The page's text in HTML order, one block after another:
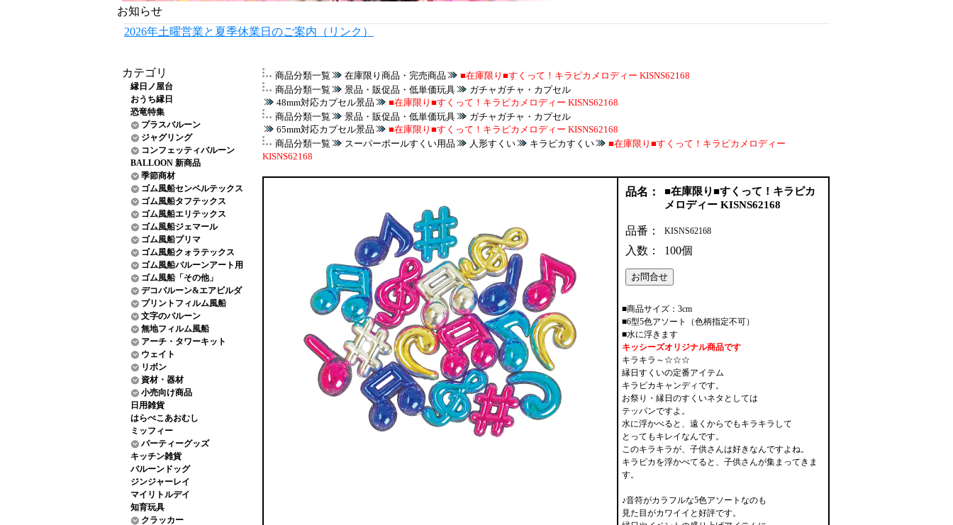
お知らせ
2026年土曜営業と夏季休業日のご案内（リンク）
カテゴリ
縁日ノ屋台
おうち縁日
恐竜特集
プラスバルーン
ジャグリング
コンフェッティバルーン
BALLOON 新商品
季節商材
ゴム風船センペルテックス
ゴム風船タフテックス
ゴム風船エリテックス
ゴム風船ジェマール
ゴム風船プリマ
ゴム風船クォラテックス
ゴム風船バルーンアート用
ゴム風船「その他」
デコバルーン&エアビルダ
プリントフィルム風船
文字のバルーン
無地フィルム風船
アーチ・タワーキット
ウェイト
リボン
資材・器材
小売向け商品
日用雑貨
はらぺこあおむし
ミッフィー
パーティーグッズ
キッチン雑貨
バルーンドッグ
ジンジャーレイ
マイリトルデイ
知育玩具
クラッカー
商品分類一覧 在庫限り商品・完売商品
■在庫限り■すくって！キラピカメロディー KISNS62168
商品分類一覧
景品・販促品・低単価玩具
ガチャガチャ・カプセル
48mm対応カプセル景品
■在庫限り■すくって！キラピカメロディー KISNS62168
商品分類一覧
景品・販促品・低単価玩具
ガチャガチャ・カプセル
65mm対応カプセル景品
■在庫限り■すくって！キラピカメロディー KISNS62168
商品分類一覧
スーパーボールすくい用品 人形すくい キラピカすくい
■在庫限り■すくって！キラピカメロディー
KISNS62168
品名：
■在庫限り■すくって！キラピカ
メロディー KISNS62168
品番： KISNS62168
入数： 100個
■商品サイズ：3cm
■6型5色アソート（色柄指定不可）
■水に浮きます
キッシーズオリジナル商品です
キラキラ～☆☆☆
縁日すくいの定番アイテム
キラピカキャンディです。
お祭り・縁日のすくいネタとしては
テッパンですよ。
水に浮かべると、遠くからでもキラキラして
とってもキレイなんです。
このキラキラが、子供さんは好きなんですよね。
キラピカを浮かべてると、子供さんが集まってきま
す。
♪音符がカラフルな5色アソートなのも
見た目がカワイイと好評です。